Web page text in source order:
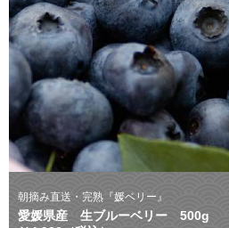
朝摘み直送・完熟『媛ベリー』
愛媛県産 生ブルーベリー 500g